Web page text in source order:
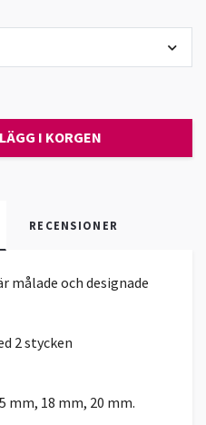
LÄGG I KORGEN
RECENSIONER
målade och designade
2 stycken
mm, 18 mm, 20 mm.